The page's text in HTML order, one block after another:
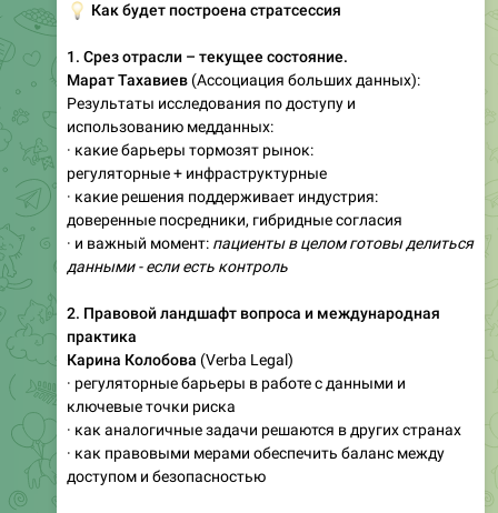
Как будет построена стратсессия
1. Срез отрасли – текущее состояние.
Марат Тахавиев (Ассоциация больших данных):
Результаты исследования по доступу и
использованию медданных:
· какие барьеры тормозят рынок:
регуляторные + инфраструктурные
· какие решения поддерживает индустрия:
доверенные посредники, гибридные согласия
· и важный момент: пациенты в целом готовы делиться
данными - если есть контроль
2. Правовой ландшафт вопроса и международная
практика
Карина Колобова (Verba Legal)
· регуляторные барьеры в работе с данными и
ключевые точки риска
· как аналогичные задачи решаются в других странах
· как правовыми мерами обеспечить баланс между
доступом и безопасностью